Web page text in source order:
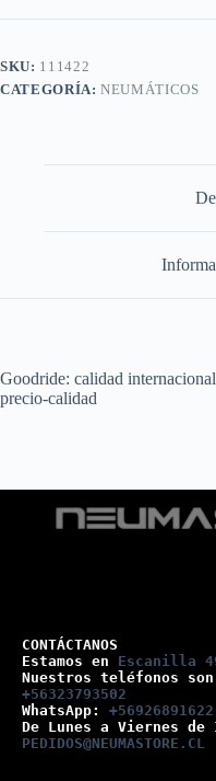
H
SKU: 111422
CATEGORÍA:NEUMÁTICOS
Goodride: calidad
precio-calidad
CONTÁCTANOS
Estamos en Escanilla
Nuestros teléfonos
+56323793502
WhatsApp: +56926891622
De Lunes a Viernes de
PEDIDOS@NEUMASTORE.CL